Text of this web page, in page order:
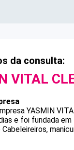
da consulta:
VITAL
YASMIN
e foi fundada